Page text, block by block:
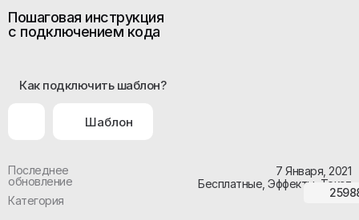
Пошаговая инструкция
с подключением кода
Категория
Последнее
обновление
7 Января, 2021
Бесплатные, Эффекты, Текст
Как подключить шаблон?
Шаблон